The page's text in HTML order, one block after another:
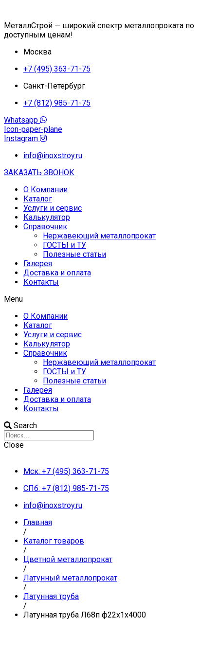
МеталлСтрой — широкий спектр металлопроката по
доступным ценам!
Москва
+7 (495) 363-71-75
Санкт-Петербург
+7 (812) 985-71-75
Whatsapp
Icon-paper-plane
Instagram
info@inoxstroy.ru
ЗАКАЗАТЬ ЗВОНОК
О Компании
Каталог
Услуги и сервис
Калькулятор
Справочник
Нержавеющий металлопрокат
ГОСТЫ и ТУ
Полезные статьи
Галерея
Доставка и оплата
Контакты
Menu
О Компании
Каталог
Услуги и сервис
Калькулятор
Справочник
Нержавеющий металлопрокат
ГОСТЫ и ТУ
Полезные статьи
Галерея
Доставка и оплата
Контакты
Search
Close
Мск: +7 (495) 363-71-75
СПб: +7 (812) 985-71-75
info@inoxstroy.ru
Главная
/
Каталог товаров
/
Цветной металлопрокат
/
Латунный металлопрокат
/
Латунная труба
/
Латунная труба Л68п ф22х1х4000